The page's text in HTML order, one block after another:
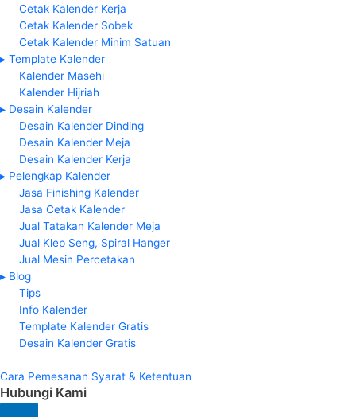
Cetak Kalender Kerja
Cetak Kalender Sobek
Cetak Kalender Minim Satuan
▸ Template Kalender
Kalender Masehi
Kalender Hijriah
▸ Desain Kalender
Desain Kalender Dinding
Desain Kalender Meja
Desain Kalender Kerja
▸ Pelengkap Kalender
Jasa Finishing Kalender
Jasa Cetak Kalender
Jual Tatakan Kalender Meja
Jual Klep Seng, Spiral Hanger
Jual Mesin Percetakan
▸ Blog
Tips
Info Kalender
Template Kalender Gratis
Desain Kalender Gratis
Cara Pemesanan Syarat & Ketentuan
Hubungi Kami